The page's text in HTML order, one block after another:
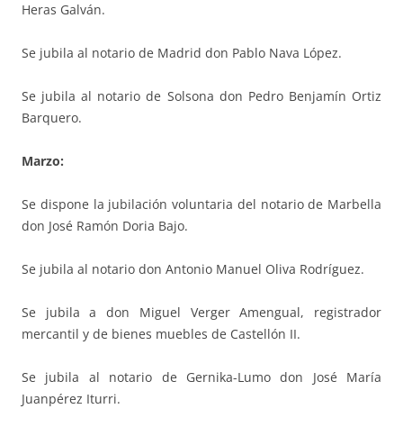
Heras Galván.
Se jubila al notario de Madrid don Pablo Nava López.
Se jubila al notario de Solsona don Pedro Benjamín Ortiz
Barquero.
Marzo:
Se dispone la jubilación voluntaria del notario de Marbella
don José Ramón Doria Bajo.
Se jubila al notario don Antonio Manuel Oliva Rodríguez.
Se jubila a don Miguel Verger Amengual, registrador
mercantil y de bienes muebles de Castellón II.
Se jubila al notario de Gernika-Lumo don José María
Juanpérez Iturri.